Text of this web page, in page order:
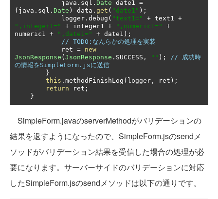
            java
. sql . Date date1 =
( java . sql . Date ) data . get ( "date1" );
            logger
. debug ( "text1=" + text1 +
",integer1="
+ integer1 + ",numeric1="
+
numeric1 + ",date1=" + date1 );
// TODO:なんらかの処理を実装
            ret
= new
JsonResponse ( JsonResponse . SUCCESS , "" );
// 成功時
の情報をSimpleForm.jsに送信
}
this . methodFinishLog ( logger , ret );
return ret ;
}
SimpleForm.javaのserverMethodがバリデーションの
結果を返すようになったので、SimpleForm.jsのsendメ
ソッドがバリデーション結果を受信した場合の処理が必
要になります。サーバーサイドのバリデーションに対応
したSimpleForm.jsのsendメソッドは以下の通りです。